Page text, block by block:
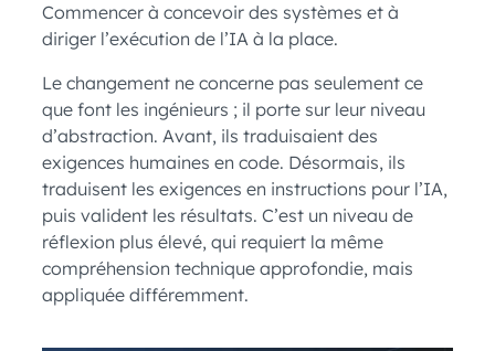
Commencer à concevoir des systèmes et à
diriger l’exécution de l’IA à la place.
Le changement ne concerne pas seulement ce
que font les ingénieurs ; il porte sur leur niveau
d’abstraction. Avant, ils traduisaient des
exigences humaines en code. Désormais, ils
traduisent les exigences en instructions pour l’IA,
puis valident les résultats. C’est un niveau de
réflexion plus élevé, qui requiert la même
compréhension technique approfondie, mais
appliquée différemment.